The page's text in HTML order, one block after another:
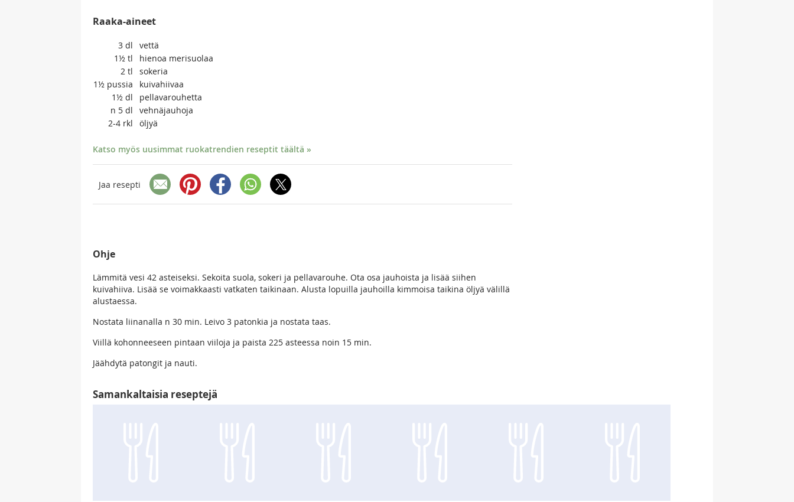
Raaka-aineet
3 dl
vettä
1½ tl
hienoa merisuolaa
2 tl
sokeria
1½ pussia
kuivahiivaa
1½ dl
pellavarouhetta
n 5 dl
vehnäjauhoja
2-4 rkl öljyä
Katso myös uusimmat ruokatrendien reseptit täältä »
Jaa resepti
Ohje
Lämmitä vesi 42 asteiseksi. Sekoita suola, sokeri ja pellavarouhe. Ota osa jauhoista ja lisää siihen
kuivahiiva. Lisää se voimakkaasti vatkaten taikinaan. Alusta lopuilla jauhoilla kimmoisa taikina öljyä välillä
alustaessa.
Nostata liinanalla n 30 min. Leivo 3 patonkia ja nostata taas.
Viillä kohonneeseen pintaan viiloja ja paista 225 asteessa noin 15 min.
Jäähdytä patongit ja nauti.
Samankaltaisia reseptejä